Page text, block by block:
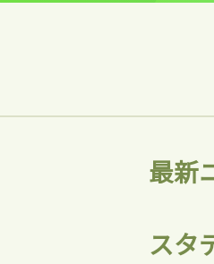
会員登録
最新
スタ